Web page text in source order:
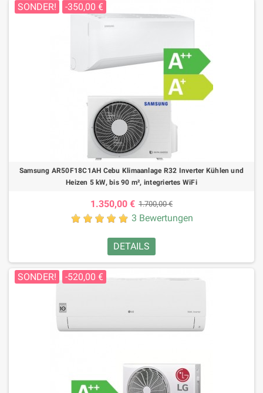
SONDER! -350,00 €
Samsung AR50F18C1AH Cebu Klimaanlage R32 Inverter Kühlen und
Heizen 5 kW, bis 90 m², integriertes WiFi
1.350,00 € 1.700,00 €
3 Bewertungen
DETAILS
SONDER! -520,00 €